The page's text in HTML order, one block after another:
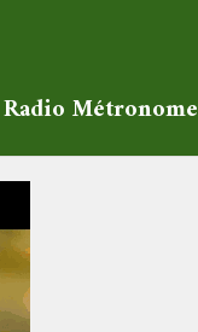
Métronome